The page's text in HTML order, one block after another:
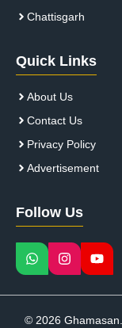
Chattisgarh
Quick Links
About Us
Contact Us
Privacy Policy
Advertisement
Follow Us
© 2026